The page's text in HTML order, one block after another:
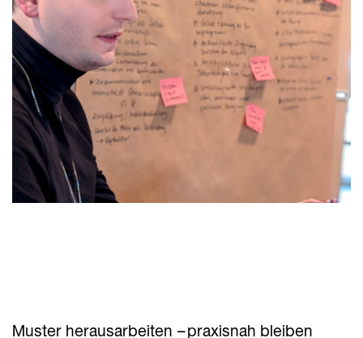
Muster herausarbeiten – praxisnah bleiben